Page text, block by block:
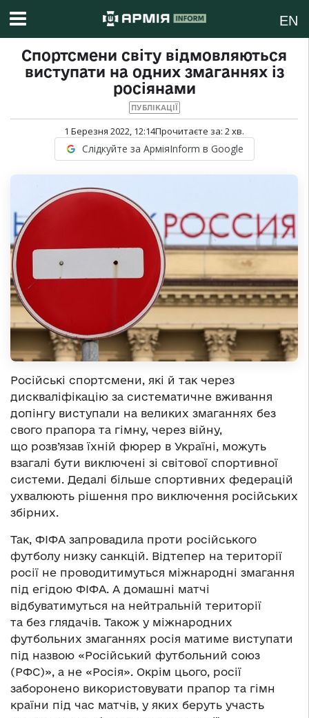
EN
Спортсмени світу відмовляються
виступати на одних змаганнях із
росіянами
ПУБЛІКАЦІЇ
1 Березня 2022, 12:14Прочитаєте за: 2хв.
Слідкуйте за АрміяInform в Google
Російські спортсмени, які й так через
дискваліфікацію за систематичне вживання
допінгу виступали на великих змаганнях без
свого прапора та гімну, через війну,
що розв’язав їхній фюрер в Україні, можуть
взагалі бути виключені зі світової спортивної
системи. Дедалі більше спортивних федерацій
ухвалюють рішення про виключення російських
збірних.
Так, ФІФА запровадила проти російського
футболу низку санкцій. Відтепер на території
росії не проводитимуться міжнародні змагання
під егідою ФІФА. А домашні матчі
відбуватимуться на нейтральній території
та без глядачів. Також у міжнародних
футбольних змаганнях росія матиме виступати
під назвою «Російський футбольний союз
(РФС)», а не «Росія». Окрім цього, росії
заборонено використовувати прапор та гімн
країни під час матчів, у яких беруть участь